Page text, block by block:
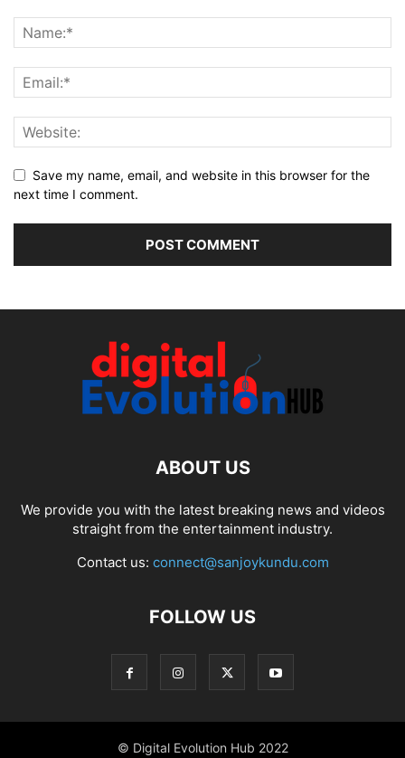
Save my name, email, and website in this browser for the
next time I comment.
ABOUT US
We provide you with the latest breaking news and videos
straight from the entertainment industry.
Contact us: connect@sanjoykundu.com
FOLLOW US
© Digital Evolution Hub 2022